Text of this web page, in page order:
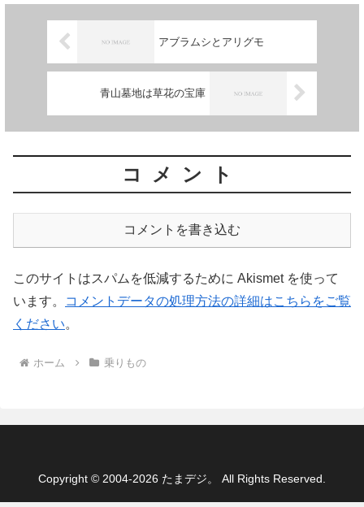
アブラムシとアリグモ
青山墓地は草花の宝庫
コメント
コメントを書き込む
このサイトはスパムを低減するために Akismet を使って
います。
コメントデータの処理方法の詳細はこちらをご覧
ください。
ホーム 乗りもの
Copyright © 2004-2026 たまデジ。 All Rights Reserved.